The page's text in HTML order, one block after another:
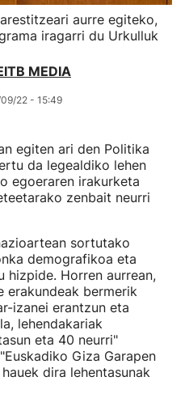
aurre egiteko,
iragarri du Urkulluk
MEDIA
22 - 15:49
egiten ari den Politika
da legealdiko lehen
egoeraren irakurketa
zenbait neurri
sortutako
demografikoa eta
hizpide. Horren aurrean,
erakundeak bermerik
izanei erantzun eta
lehendakariak
eta 40 neurri"
Giza Garapen
dira lehentasunak